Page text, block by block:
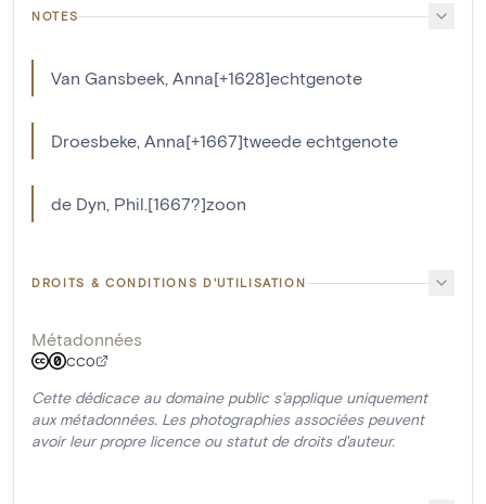
NOTES
Van Gansbeek, Anna[+1628]echtgenote
Droesbeke, Anna[+1667]tweede echtgenote
de Dyn, Phil.[1667?]zoon
DROITS & CONDITIONS D'UTILISATION
Métadonnées
CC0
Cette dédicace au domaine public s'applique uniquement
aux métadonnées. Les photographies associées peuvent
avoir leur propre licence ou statut de droits d'auteur.